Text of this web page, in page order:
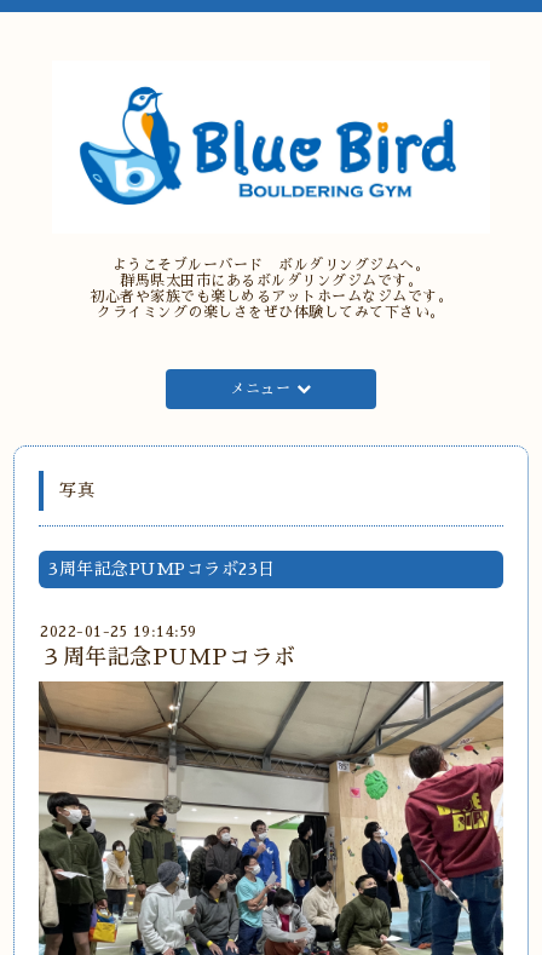
ようこそブルーバード ボルダリングジムへ。
群馬県太田市にあるボルダリングジムです。
初心者や家族でも楽しめるアットホームなジムです。
クライミングの楽しさをぜひ体験してみて下さい。
メニュー
写真
3周年記念PUMPコラボ23日
2022-01-25 19:14:59
３周年記念PUMPコラボ